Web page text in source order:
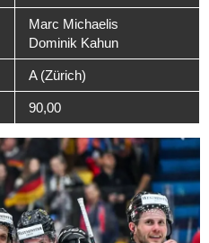
Marc Michaelis
Dominik Kahun
A (Zürich)
90,00